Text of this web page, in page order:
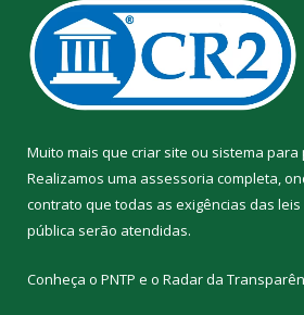
Muito mais que criar site ou sistema
Realizamos uma assessoria completa,
contrato que todas as exigências das leis
pública serão atendidas.
Conheça o PNTP e o Radar da